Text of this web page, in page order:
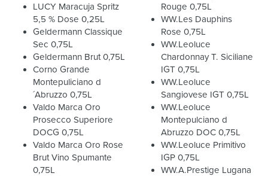
LUCY Maracuja Spritz
5,5 % Dose 0,25L
Geldermann Classique
Sec 0,75L
Geldermann Brut 0,75L
Corno Grande
Montepuliciano d
´Abruzzo 0,75L
Valdo Marca Oro
Prosecco Superiore
DOCG 0,75L
Valdo Marca Oro Rose
Brut Vino Spumante
0,75L
Rouge 0,75L
WW.Les Dauphins
Rose 0,75L
WW.Leoluce
Chardonnay T. Siciliane
IGT 0,75L
WW.Leoluce
Sangiovese IGT 0,75L
WW.Leoluce
Montepulciano d
Abruzzo DOC 0,75L
WW.Leoluce Primitivo
IGP 0,75L
WW.A.Prestige Lugana